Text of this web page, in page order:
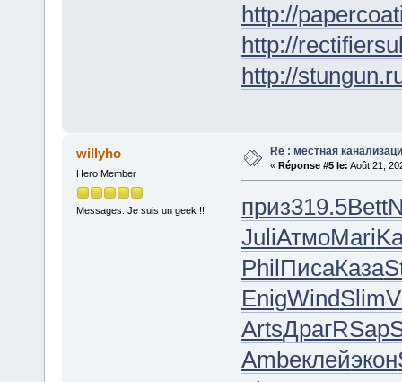
http://
http://
http://
willyho
Hero Member
Messages: Je suis un geek !!
Re : местная
« Réponse #5 le: Août 21,
приз319.5Bett
JuliАтмоMari
PhilПисаКаза
EnigWindSlim
ArtsДрагRSap
Ambeклейэкон